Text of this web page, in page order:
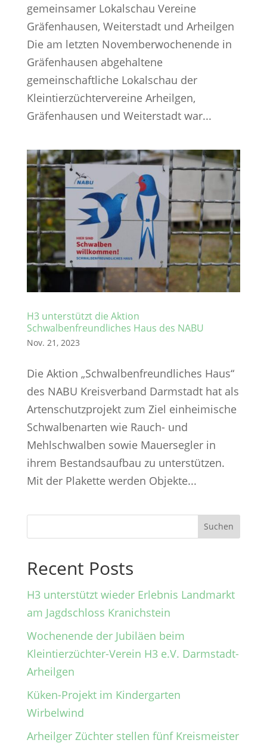
gemeinsamer Lokalschau Vereine
Gräfenhausen, Weiterstadt und Arheilgen
Die am letzten Novemberwochenende in
Gräfenhausen abgehaltene
gemeinschaftliche Lokalschau der
Kleintierzüchtervereine Arheilgen,
Gräfenhausen und Weiterstadt war...
H3 unterstützt die Aktion
Schwalbenfreundliches Haus des NABU
Nov. 21, 2023
Die Aktion „Schwalbenfreundliches Haus“
des NABU Kreisverband Darmstadt hat als
Artenschutzprojekt zum Ziel einheimische
Schwalbenarten wie Rauch- und
Mehlschwalben sowie Mauersegler in
ihrem Bestandsaufbau zu unterstützen.
Mit der Plakette werden Objekte...
Suchen
Recent Posts
H3 unterstützt wieder Erlebnis Landmarkt
am Jagdschloss Kranichstein
Wochenende der Jubiläen beim
Kleintierzüchter-Verein H3 e.V. Darmstadt-
Arheilgen
Küken-Projekt im Kindergarten
Wirbelwind
Arheilger Züchter stellen fünf Kreismeister